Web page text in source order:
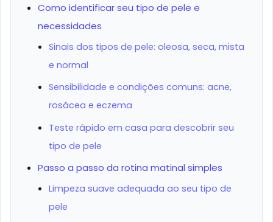
Como identificar seu tipo de pele e
necessidades
Sinais dos tipos de pele: oleosa, seca, mista
e normal
Sensibilidade e condições comuns: acne,
rosácea e eczema
Teste rápido em casa para descobrir seu
tipo de pele
Passo a passo da rotina matinal simples
Limpeza suave adequada ao seu tipo de
pele